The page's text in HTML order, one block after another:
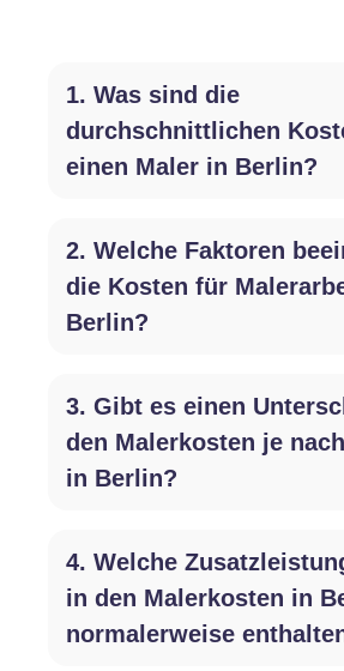
1. Was sind die
durchschnittlichen
einen Maler in Berlin?
2. Welche Faktoren
die Kosten für
Berlin?
3. Gibt es einen
den Malerkosten je
in Berlin?
4. Welche
in den Malerkosten in
normalerweise